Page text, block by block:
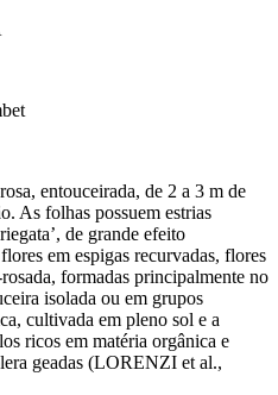
entouceirada, de 2 a 3 m de
As folhas possuem estrias
de grande efeito
em espigas recurvadas, flores
formadas principalmente no
isolada ou em grupos
cultivada em pleno sol e a
ricos em matéria orgânica e
geadas (LORENZI et al.,